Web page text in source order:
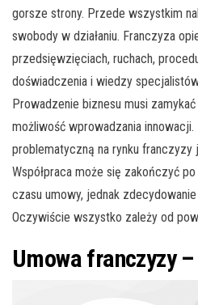
gorsze strony. Przede wszystkim
swobody w działaniu. Franczyza
przedsięwzięciach, ruchach,
doświadczenia i wiedzy
Prowadzenie biznesu musi
możliwość wprowadzania
problematyczną na rynku franczyzy
Współpraca może się zakończyć
czasu umowy, jednak
Oczywiście wszystko zależy od
Umowa franczyzy